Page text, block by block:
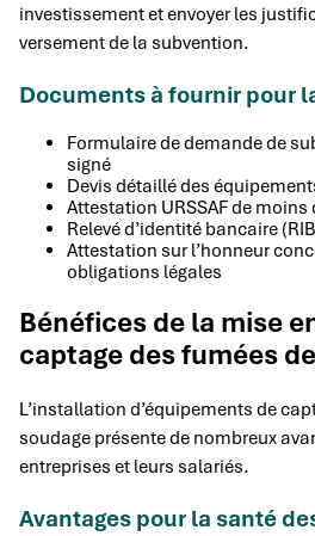
investissement et envoyer les
versement de la subvention.
Documents à fournir pour
Formulaire de demande de
signé
Devis détaillé des
Attestation URSSAF de moins
Relevé d’identité bancaire
Attestation sur l’honneur
obligations légales
Bénéfices de la mise
captage des fumées
L’installation d’équipements de
soudage présente de nombreux
entreprises et leurs salariés.
Avantages pour la santé